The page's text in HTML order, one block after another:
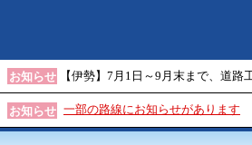
お知らせ 【伊勢】7月1日～9月末まで、道
お知らせ 一部の路線にお知らせがあります